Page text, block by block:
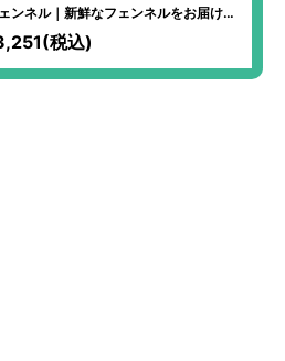
ンネル｜新鮮なフェンネルをお届け！
けにぴったり！フルーツを使ったサラ
ば本格的な味わいに！
税込)